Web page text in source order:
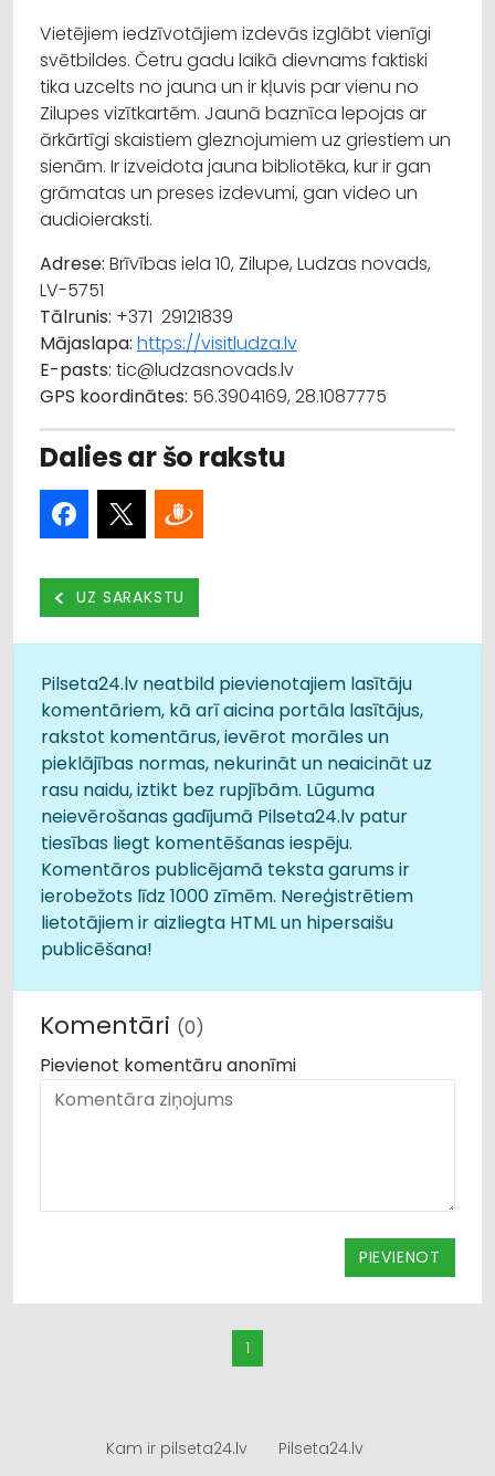
Vietējiem iedzīvotājiem izdevās izglābt vienīgi
svētbildes. Četru gadu laikā dievnams faktiski
tika uzcelts no jauna un ir kļuvis par vienu no
Zilupes vizītkartēm. Jaunā baznīca lepojas ar
ārkārtīgi skaistiem gleznojumiem uz griestiem un
sienām. Ir izveidota jauna bibliotēka, kur ir gan
grāmatas un preses izdevumi, gan video un
audioieraksti.
Adrese: Brīvības iela 10, Zilupe, Ludzas novads,
LV-5751
Tālrunis: +371 29121839
Mājaslapa: https://visitludza.lv
E-pasts: tic@ludzasnovads.lv
GPS koordinātes: 56.3904169, 28.1087775
Dalies ar šo rakstu
UZ SARAKSTU
Pilseta24.lv neatbild pievienotajiem lasītāju
komentāriem, kā arī aicina portāla lasītājus,
rakstot komentārus, ievērot morāles un
pieklājības normas, nekurināt un neaicināt uz
rasu naidu, iztikt bez rupjībām. Lūguma
neievērošanas gadījumā Pilseta24.lv patur
tiesības liegt komentēšanas iespēju.
Komentāros publicējamā teksta garums ir
ierobežots līdz 1000 zīmēm. Nereģistrētiem
lietotājiem ir aizliegta HTML un hipersaišu
publicēšana!
Komentāri (0)
Pievienot komentāru anonīmi
PIEVIENOT
1
Kam ir pilseta24.lv Pilseta24.lv